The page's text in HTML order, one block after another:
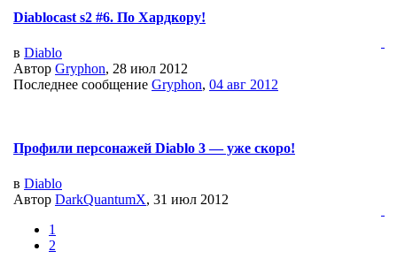
Diablocast s2 #6. По Хардкору!
в Diablo
Автор Gryphon, 28 июл 2012
Последнее сообщение Gryphon, 04 авг 2012
Профили персонажей Diablo 3 — уже скоро!
в Diablo
Автор DarkQuantumX, 31 июл 2012
1
2